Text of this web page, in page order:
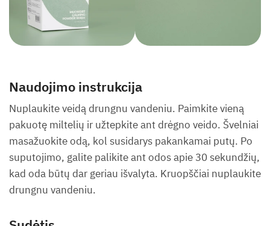
Naudojimo instrukcija
Nuplaukite veidą drungnu vandeniu. Paimkite vieną
pakuotę miltelių ir užtepkite ant drėgno veido. Švelniai
masažuokite odą, kol susidarys pakankamai putų. Po
suputojimo, galite palikite ant odos apie 30 sekundžių,
kad oda būtų dar geriau išvalyta. Kruopščiai nuplaukite
drungnu vandeniu.